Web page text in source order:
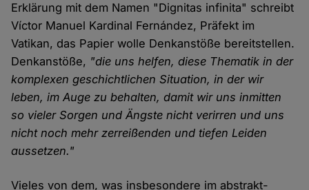
Erklärung mit dem Namen "Dignitas infinita" schreibt
Víctor Manuel Kardinal Fernández, Präfekt im
Vatikan, das Papier wolle Denkanstöße bereitstellen.
Denkanstöße, "die uns helfen, diese Thematik in der
komplexen geschichtlichen Situation, in der wir
leben, im Auge zu behalten, damit wir uns inmitten
so vieler Sorgen und Ängste nicht verirren und uns
nicht noch mehr zerreißenden und tiefen Leiden
aussetzen."
Vieles von dem, was insbesondere im abstrakt-